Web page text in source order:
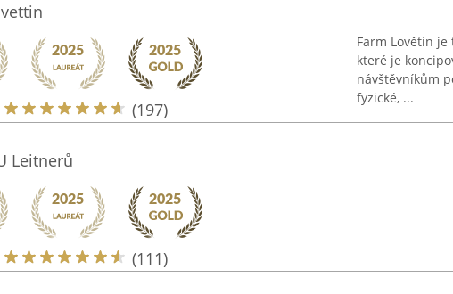
(197)
Farm Lovětín
které je
návštěvníkům
fyzické, ...
Leitnerů
(111)